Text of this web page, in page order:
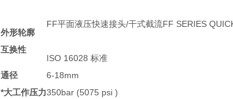
外形轮廓
互换性
FF平面液压快速接头/干式截流FF SERIES
ISO 16028 标准
通径
6-18mm
*大工作压力350bar (5075 psi )